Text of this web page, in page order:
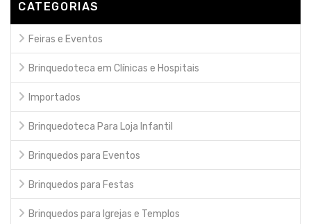
CATEGORIAS
Feiras e Eventos
Brinquedoteca em Clínicas e Hospitais
Importados
Brinquedoteca Para Loja Infantil
Brinquedos para Eventos
Brinquedos para Festas
Brinquedos para Igrejas e Templos